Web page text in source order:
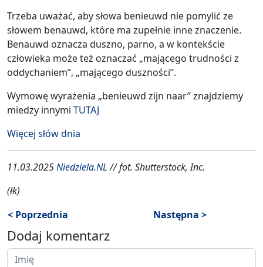
Trzeba uważać, aby słowa benieuwd nie pomylić ze
słowem benauwd, które ma zupełnie inne znaczenie.
Benauwd oznacza duszno, parno, a w kontekście
człowieka może też oznaczać „mającego trudności z
oddychaniem”, „mającego duszności”.
Wymowę wyrażenia „benieuwd zijn naar” znajdziemy
miedzy innymi TUTAJ
Więcej słów dnia
11.03.2025Niedziela.NL// fot. Shutterstock, Inc.
(łk)
< Poprzednia
Następna >
Dodaj komentarz